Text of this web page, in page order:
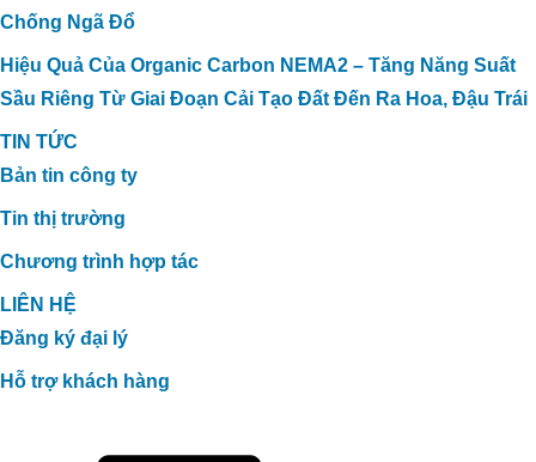
Chống Ngã Đổ
Hiệu Quả Của Organic Carbon NEMA2 – Tăng Năng Suất
Sầu Riêng Từ Giai Đoạn Cải Tạo Đất Đến Ra Hoa, Đậu Trái
TIN TỨC
Bản tin công ty
Tin thị trường
Chương trình hợp tác
LIÊN HỆ
Đăng ký đại lý
Hỗ trợ khách hàng